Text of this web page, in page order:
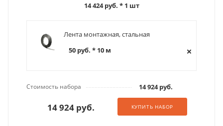
14 424 руб. * 1 шт
Лента монтажная, стальная
50 руб. * 10 м
Стоимость набора 14 924 руб.
14 924 руб. КУПИТЬ НАБОР